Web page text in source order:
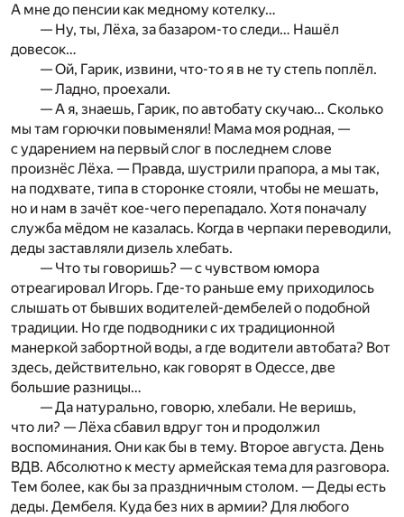
А мне до пенсии как медному котелку…
— Ну, ты, Лёха, за базаром-то следи… Нашёл
довесок…
— Ой, Гарик, извини, что-то я в не ту степь поплёл.
— Ладно, проехали.
— А я, знаешь, Гарик, по автобату скучаю… Сколько
мы там горючки повыменяли! Мама моя родная, —
с ударением на первый слог в последнем слове
произнёс Лёха. — Правда, шустрили прапора, а мы так,
на подхвате, типа в сторонке стояли, чтобы не мешать,
но и нам в зачёт кое-чего перепадало. Хотя поначалу
служба мёдом не казалась. Когда в черпаки переводили,
деды заставляли дизель хлебать.
— Что ты говоришь? — с чувством юмора
отреагировал Игорь. Где-то раньше ему приходилось
слышать от бывших водителей-дембелей о подобной
традиции. Но где подводники с их традиционной
манеркой забортной воды, а где водители автобата? Вот
здесь, действительно, как говорят в Одессе, две
большие разницы…
— Да натурально, говорю, хлебали. Не веришь,
что ли? — Лёха сбавил вдруг тон и продолжил
воспоминания. Они как бы в тему. Второе августа. День
ВДВ. Абсолютно к месту армейская тема для разговора.
Тем более, как бы за праздничным столом. — Деды есть
деды. Дембеля. Куда без них в армии? Для любого